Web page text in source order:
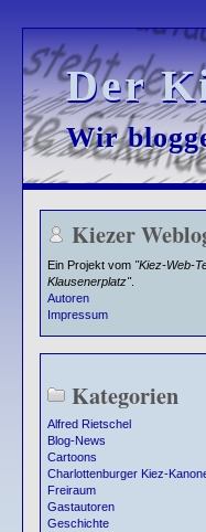
Der
Der
Wir
Wir
Kiezer
Ein Projekt vom "Kiez-Web-
Klausenerplatz".
Autoren
Impressum
Kategorien
Alfred Rietschel
Blog-News
Cartoons
Charlottenburger Kiez-
Freiraum
Gastautoren
Geschichte